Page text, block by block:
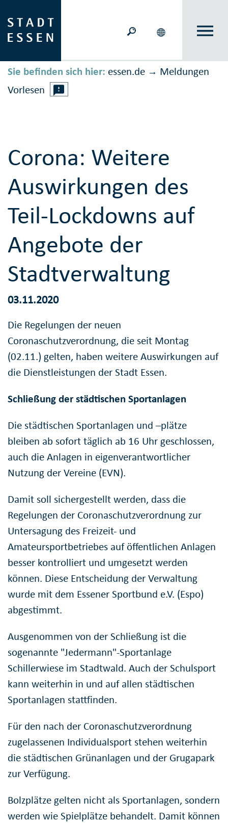
Sie befinden sich hier: essen.de → Meldungen
Vorlesen
Corona: Weitere
Auswirkungen des
Teil-Lockdowns auf
Angebote der
Stadtverwaltung
03.11.2020
Die Regelungen der neuen
Coronaschutzverordnung, die seit Montag
(02.11.) gelten, haben weitere Auswirkungen auf
die Dienstleistungen der Stadt Essen.
Schließung der städtischen Sportanlagen
Die städtischen Sportanlagen und –plätze
bleiben ab sofort täglich ab 16 Uhr geschlossen,
auch die Anlagen in eigenverantwortlicher
Nutzung der Vereine (EVN).
Damit soll sichergestellt werden, dass die
Regelungen der Coronaschutzverordnung zur
Untersagung des Freizeit- und
Amateursportbetriebes auf öffentlichen Anlagen
besser kontrolliert und umgesetzt werden
können. Diese Entscheidung der Verwaltung
wurde mit dem Essener Sportbund e.V. (Espo)
abgestimmt.
Ausgenommen von der Schließung ist die
sogenannte "Jedermann"-Sportanlage
Schillerwiese im Stadtwald. Auch der Schulsport
kann weiterhin in und auf allen städtischen
Sportanlagen stattfinden.
Für den nach der Coronaschutzverordnung
zugelassenen Individualsport stehen weiterhin
die städtischen Grünanlagen und der Grugapark
zur Verfügung.
Bolzplätze gelten nicht als Sportanlagen, sondern
werden wie Spielplätze behandelt. Damit können